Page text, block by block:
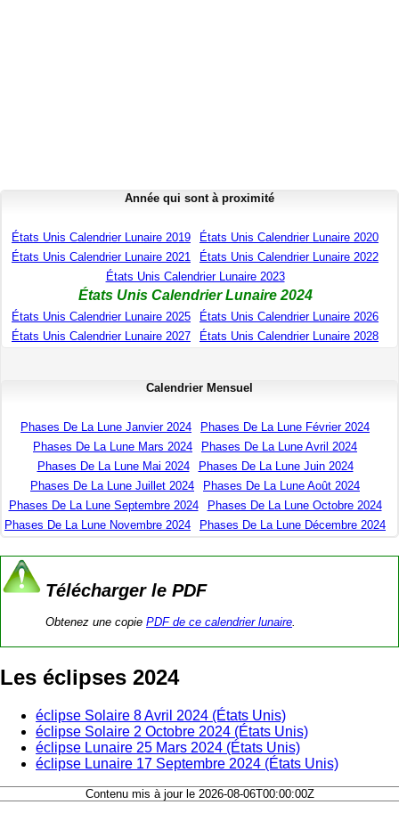
Année qui sont à proximité
États Unis Calendrier Lunaire 2019
États Unis Calendrier Lunaire 2020
États Unis Calendrier Lunaire 2021
États Unis Calendrier Lunaire 2022
États Unis Calendrier Lunaire 2023
États Unis Calendrier Lunaire 2024
États Unis Calendrier Lunaire 2025
États Unis Calendrier Lunaire 2026
États Unis Calendrier Lunaire 2027
États Unis Calendrier Lunaire 2028
Calendrier Mensuel
Phases De La Lune Janvier 2024
Phases De La Lune Février 2024
Phases De La Lune Mars 2024
Phases De La Lune Avril 2024
Phases De La Lune Mai 2024
Phases De La Lune Juin 2024
Phases De La Lune Juillet 2024
Phases De La Lune Août 2024
Phases De La Lune Septembre 2024
Phases De La Lune Octobre 2024
Phases De La Lune Novembre 2024
Phases De La Lune Décembre 2024
Télécharger le PDF
Obtenez une copie PDF de ce calendrier lunaire.
Les éclipses 2024
éclipse Solaire 8 Avril 2024 (États Unis)
éclipse Solaire 2 Octobre 2024 (États Unis)
éclipse Lunaire 25 Mars 2024 (États Unis)
éclipse Lunaire 17 Septembre 2024 (États Unis)
Contenu mis à jour le 2026-08-06T00:00:00Z